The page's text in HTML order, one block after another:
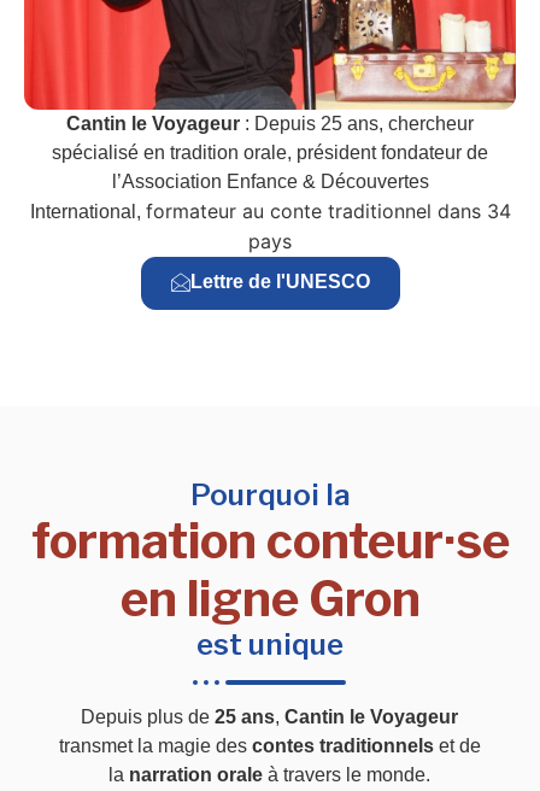
Cantin le Voyageur : Depuis 25 ans, chercheur
spécialisé en tradition orale, président fondateur de
l’Association Enfance & Découvertes
International, formateur au conte traditionnel dans 34
pays
Lettre de l'UNESCO
Pourquoi la
formation conteur·se
en ligne Gron
est unique
Depuis plus de25 ans,Cantin le Voyageur
transmet la magie des contes traditionnelset de
la narration orale à travers le monde.